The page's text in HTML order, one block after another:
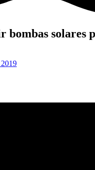
bombas solares